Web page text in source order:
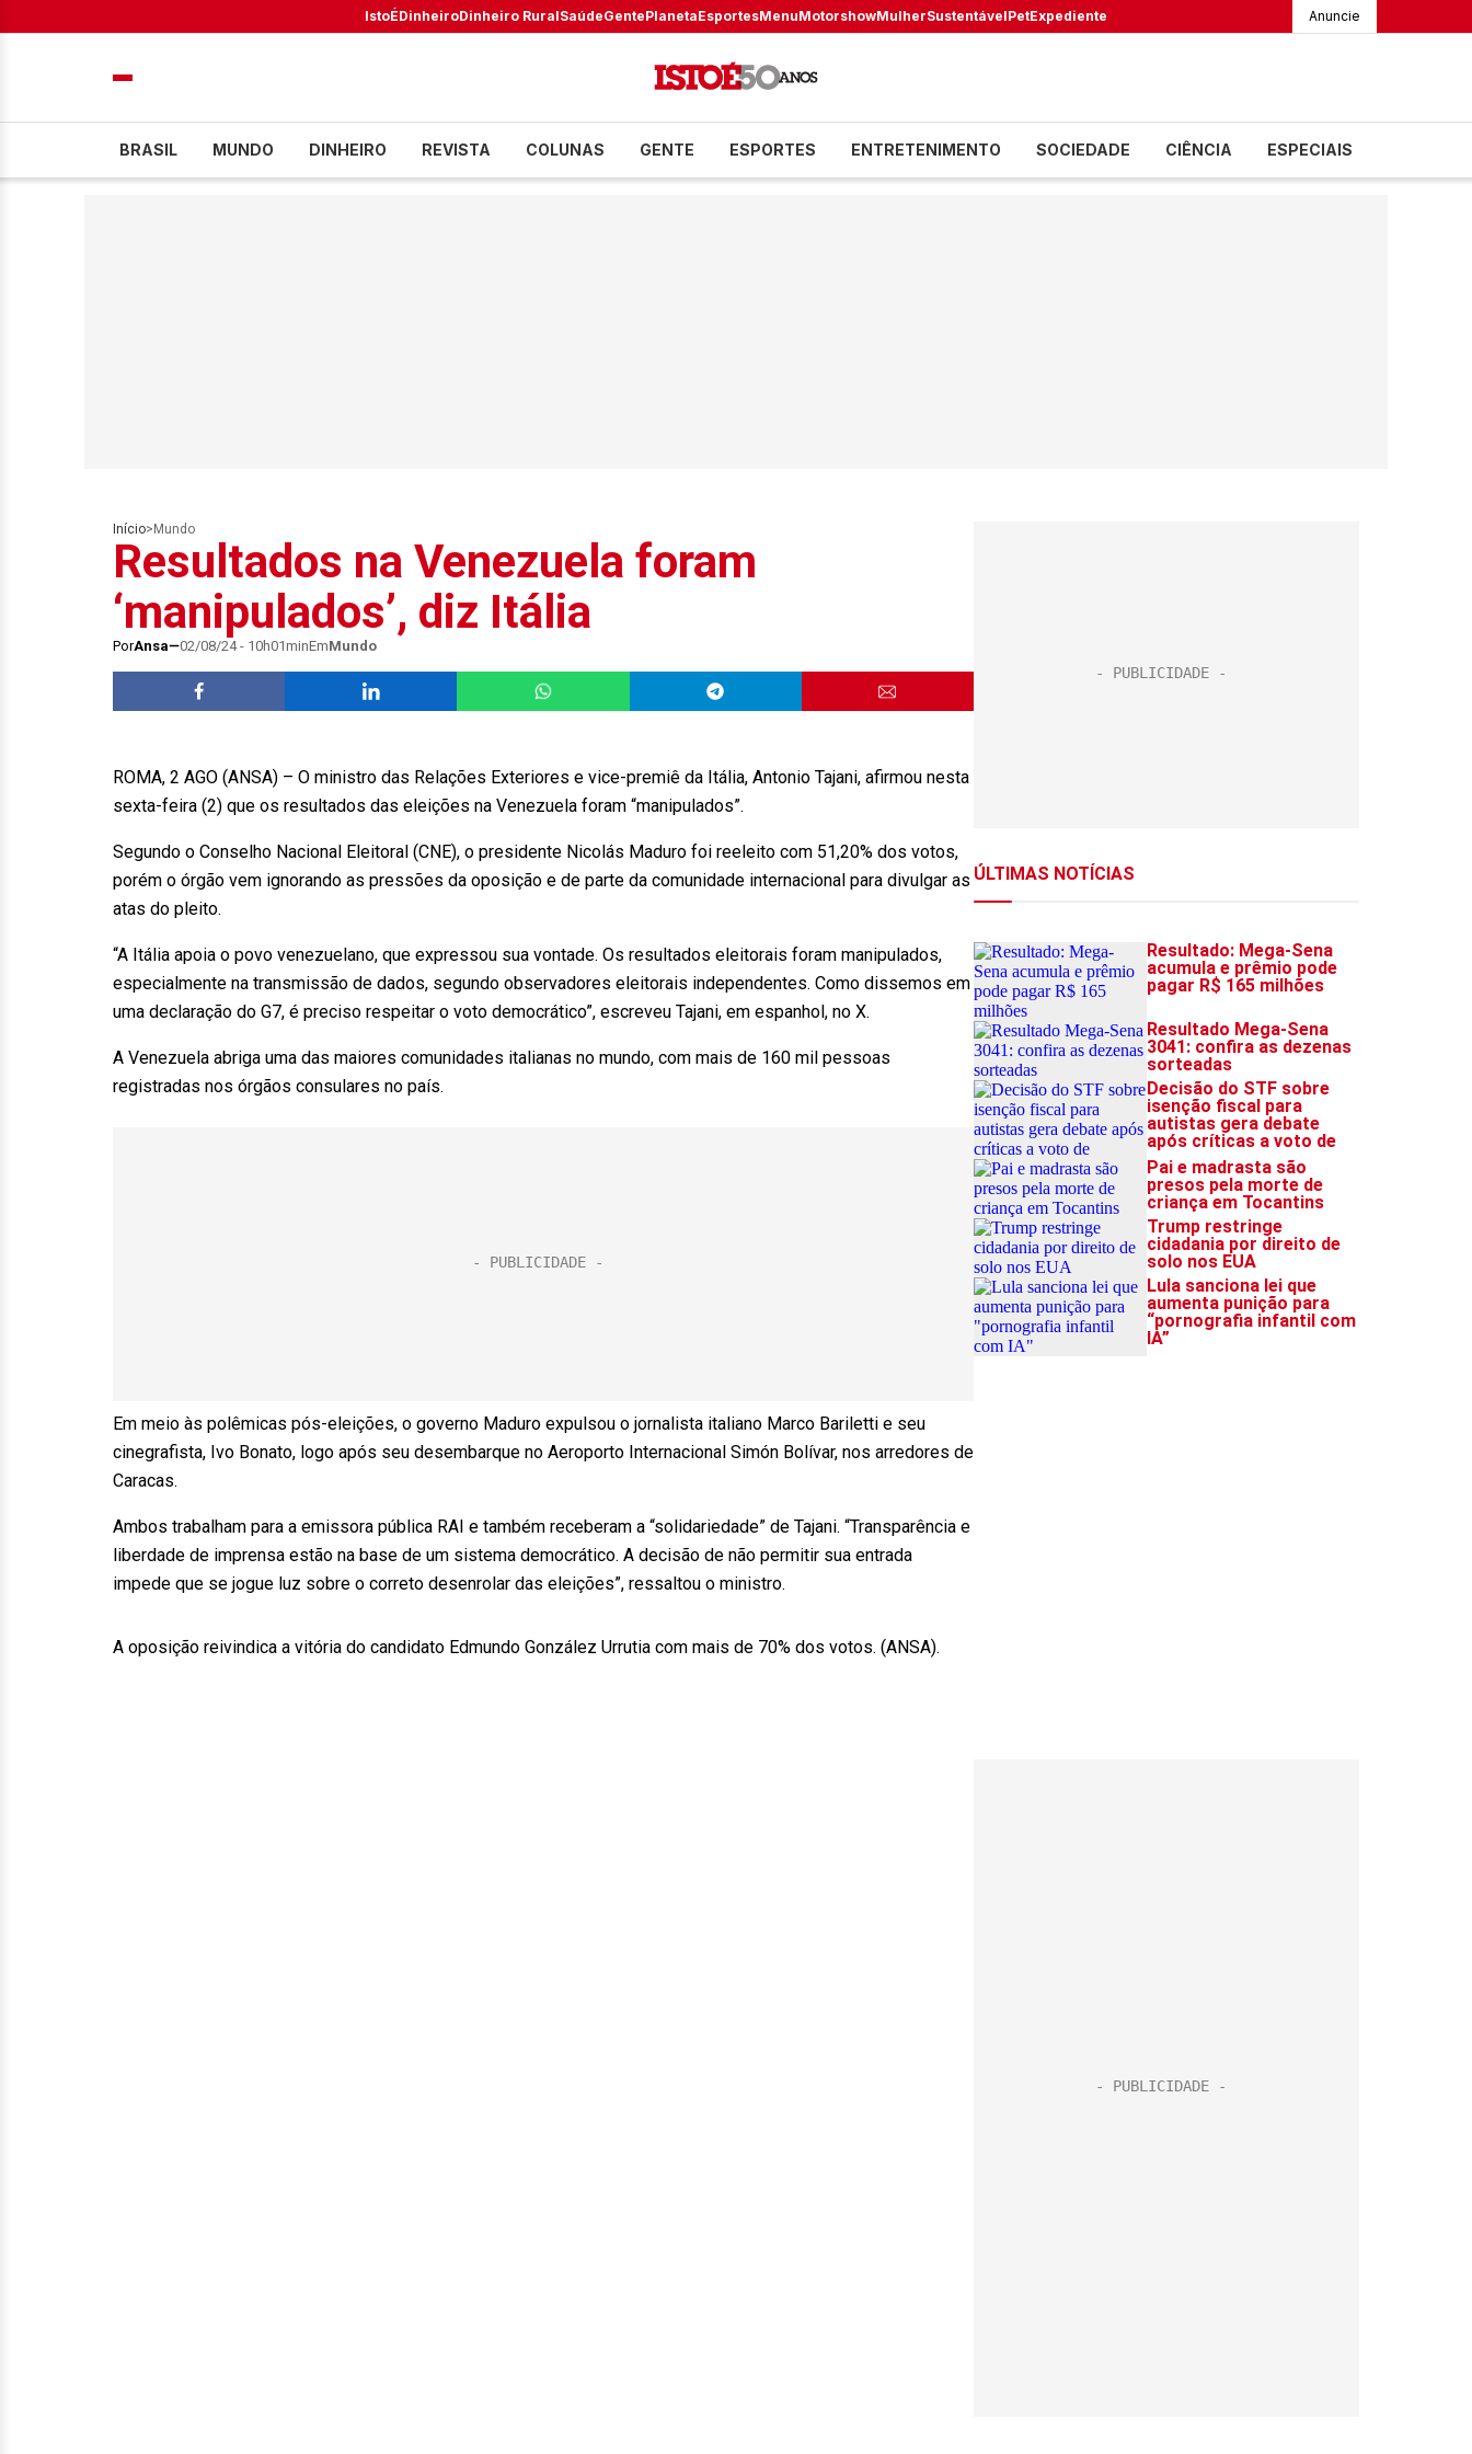
IstoÉDinheiroDinheiro RuralSaúdeGentePlanetaEsportesMenuMotorshowMulherSustentávelPetExpediente Anuncie
BRASIL MUNDO DINHEIRO REVISTA COLUNAS GENTE ESPORTES ENTRETENIMENTO SOCIEDADE CIÊNCIA ESPECIAIS
Início> Mundo
Resultados na Venezuela foram
‘manipulados’, diz Itália
PorAnsa 02/08/24 - 10h01minEmMundo
ROMA, 2 AGO (ANSA) – O ministro das Relações Exteriores e vice-premiê da Itália, Antonio Tajani, afirmou nesta
sexta-feira (2) que os resultados das eleições na Venezuela foram “manipulados”.
Segundo o Conselho Nacional Eleitoral (CNE), o presidente Nicolás Maduro foi reeleito com 51,20% dos votos,
porém o órgão vem ignorando as pressões da oposição e de parte da comunidade internacional para divulgar as
atas do pleito.
“A Itália apoia o povo venezuelano, que expressou sua vontade. Os resultados eleitorais foram manipulados,
especialmente na transmissão de dados, segundo observadores eleitorais independentes. Como dissemos em
uma declaração do G7, é preciso respeitar o voto democrático”, escreveu Tajani, em espanhol, no X.
A Venezuela abriga uma das maiores comunidades italianas no mundo, com mais de 160 mil pessoas
registradas nos órgãos consulares no país.
Em meio às polêmicas pós-eleições, o governo Maduro expulsou o jornalista italiano Marco Bariletti e seu
cinegrafista, Ivo Bonato, logo após seu desembarque no Aeroporto Internacional Simón Bolívar, nos arredores de
Caracas.
Ambos trabalham para a emissora pública RAI e também receberam a “solidariedade” de Tajani. “Transparência e
liberdade de imprensa estão na base de um sistema democrático. A decisão de não permitir sua entrada
impede que se jogue luz sobre o correto desenrolar das eleições”, ressaltou o ministro.
A oposição reivindica a vitória do candidato Edmundo González Urrutia com mais de 70% dos votos. (ANSA).